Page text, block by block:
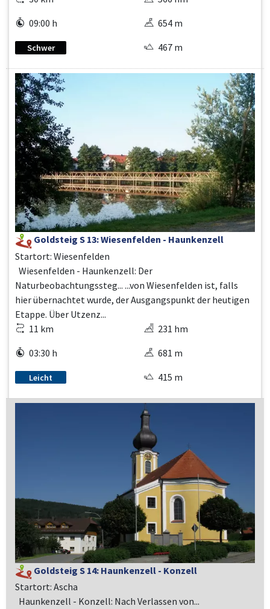
09:00 h
Schwer
654 m
467 m
Goldsteig S 13: Wiesenfelden - Haunkenzell
Startort: Wiesenfelden
Wiesenfelden - Haunkenzell: Der
Naturbeobachtungssteg... ...von Wiesenfelden ist, falls
hier übernachtet wurde, der Ausgangspunkt der heutigen
Etappe. Über Utzenz...
11 km
03:30 h
Leicht
231 hm
681 m
415 m
Goldsteig S 14: Haunkenzell - Konzell
Startort: Ascha
Haunkenzell - Konzell: Nach Verlassen von...